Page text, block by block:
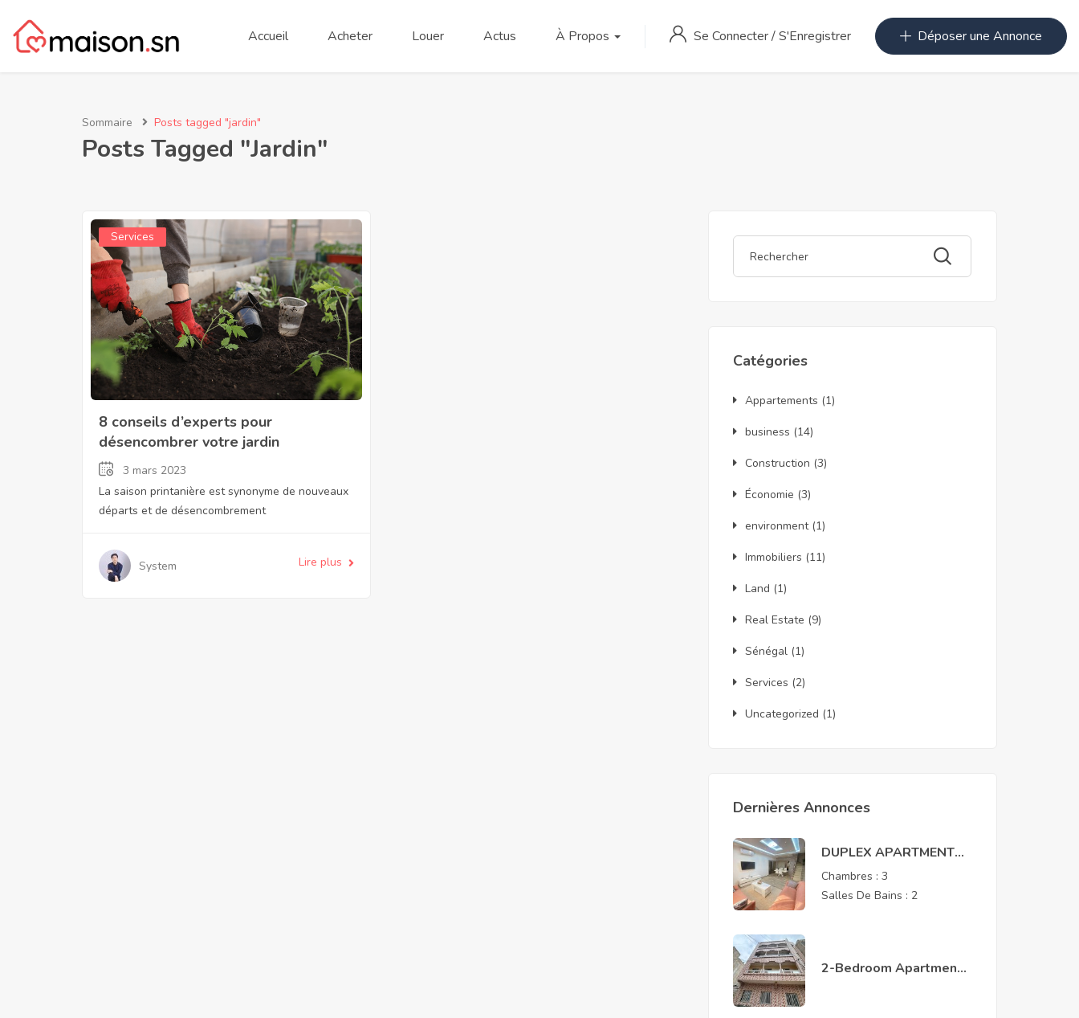
Accueil Acheter Louer Actus À Propos Se Connecter/S'Enregistrer Déposer une Annonce
Sommaire Posts tagged "jardin"
Posts Tagged "jardin"
Services
8 conseils d’experts pour
désencombrer votre jardin
3 mars 2023
La saison printanière est synonyme de nouveaux
départs et de désencombrement
System Lire plus
Catégories
Appartements (1)
business (14)
Construction (3)
Économie (3)
environment(1)
Immobiliers (11)
Land (1)
Real Estate (9)
Sénégal (1)
Services (2)
Uncategorized (1)
Dernières Annonces
DUPLEX APARTMENT
FOR RENT – MERMOZ
Chambres :3
Salles De Bains : 2
2-Bedroom Apartment –